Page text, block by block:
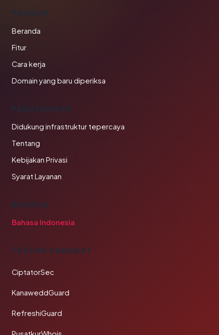
PRODUK
Beranda
Fitur
Cara kerja
Domain yang baru diperiksa
PERUSAHAAN
Didukung infrastruktur tepercaya
Tentang
Kebijakan Privasi
Syarat Layanan
BAHASA
Bahasa Indonesia
TAUTAN SAHABAT
CiptatorSec
KanaweddGuard
RefreshiGuard